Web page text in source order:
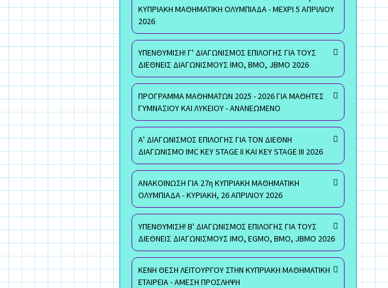
ΚΥΠΡΙΑΚΗ ΜΑΘΗΜΑΤΙΚΗ ΟΛΥΜΠΙΑΔΑ - ΜΕΧΡΙ 5 ΑΠΡΙΛΙΟΥ
2026
ΥΠΕΝΘΥΜΙΣΗ! Γ' ΔΙΑΓΩΝΙΣΜΟΣ ΕΠΙΛΟΓΗΣ ΓΙΑ ΤΟΥΣ
ΔΙΕΘΝΕΙΣ ΔΙΑΓΩΝΙΣΜΟΥΣ ΙΜΟ, ΒΜΟ, JBMO 2026
ΠΡΟΓΡΑΜΜΑ ΜΑΘΗΜΑΤΩΝ 2025 - 2026 ΓΙΑ ΜΑΘΗΤΕΣ
ΓΥΜΝΑΣΙΟΥ ΚΑΙ ΛΥΚΕΙΟΥ - ΑΝΑΝΕΩΜΕΝΟ
Α' ΔΙΑΓΩΝΙΣΜΟΣ ΕΠΙΛΟΓΗΣ ΓΙΑ ΤΟΝ ΔΙΕΘΝΗ
ΔΙΑΓΩΝΙΣΜΟ IMC KEY STAGE II ΚΑΙ KEY STAGE III 2026
ΑΝΑΚΟΙΝΩΣΗ ΓΙΑ 27η ΚΥΠΡΙΑΚΗ ΜΑΘΗΜΑΤΙΚΗ
ΟΛΥΜΠΙΑΔΑ - ΚΥΡΙΑΚΗ, 26 ΑΠΡΙΛΙΟΥ 2026
ΥΠΕΝΘΥΜΙΣΗ! Β' ΔΙΑΓΩΝΙΣΜΟΣ ΕΠΙΛΟΓΗΣ ΓΙΑ ΤΟΥΣ
ΔΙΕΘΝΕΙΣ ΔΙΑΓΩΝΙΣΜΟΥΣ ΙΜΟ, EGMO, ΒΜΟ, JBMO 2026
ΚΕΝΗ ΘΕΣΗ ΛΕΙΤΟΥΡΓΟΥ ΣΤΗΝ ΚΥΠΡΙΑΚΗ ΜΑΘΗΜΑΤΙΚΗ
ΕΤΑΙΡΕΙΑ - ΑΜΕΣΗ ΠΡΟΣΛΗΨΗ